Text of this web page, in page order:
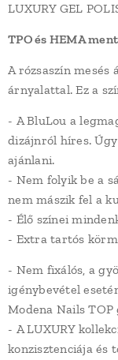
LUXURY GEL
TPO és HEMA
A rózsaszín mesés
árnyalattal. Ez a
- A BluLou a
dizájnról híres.
ajánlani.
- Nem folyik be a
nem mászik fel a
- Élő színei
- Extra tartós
- Nem fixálós, a
igénybevétel
Modena Nails TOP
- A LUXURY
konzisztenciája és